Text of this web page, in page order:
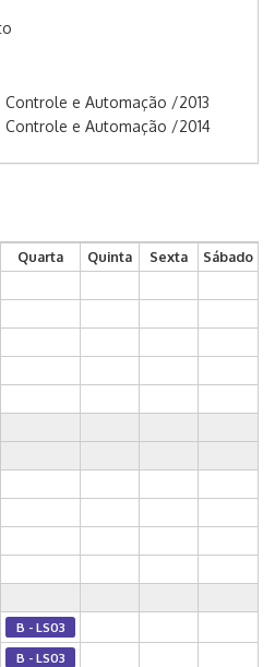
Controle e Automação /2013
Controle e Automação /2014
Quarta Quinta Sexta
Sábado
B - LS03
B - LS03